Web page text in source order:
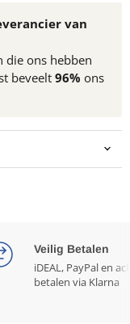
van
die ons hebben
beveelt 96% ons
Veilig Betalen
iDEAL, PayPal en
betalen via Klarna